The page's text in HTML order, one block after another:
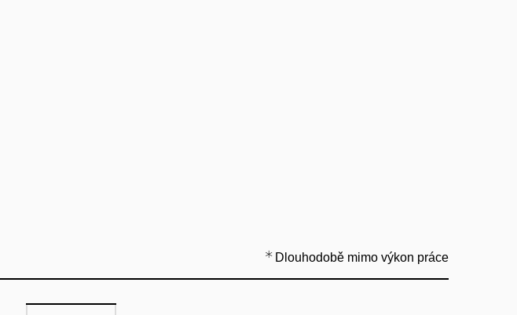
Dlouhodobě mimo výkon práce